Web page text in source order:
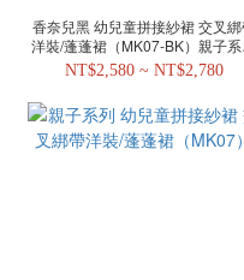
香奈兒黑 幼兒童拼接紗裙 交叉
洋裝/蓬蓬裙（MK07-BK）親子系
母女裝
NT$2,580 ~ NT$2,780